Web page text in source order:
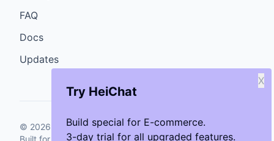
Try HeiChat
Build special for E-commerce.
3-day trial for all upgraded features.
X
FAQ
Docs
Updates
© 2026 GenCybers Inc. All rights reserved.
Built for storefronts that want faster answers and cleaner